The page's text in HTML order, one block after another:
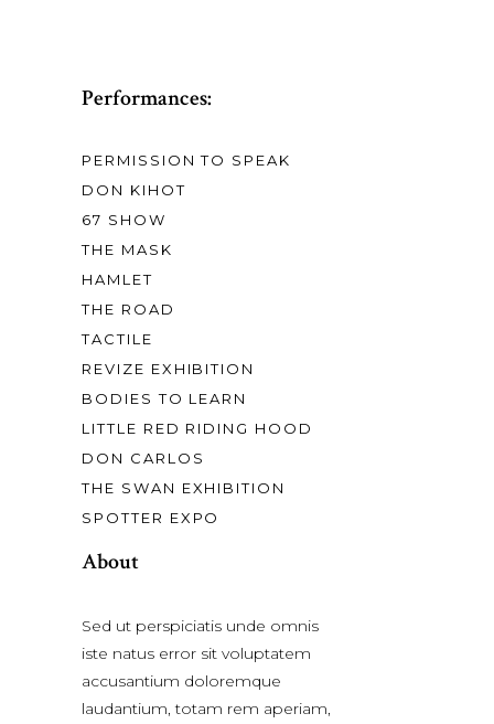
Performances:
PERMISSION TO SPEAK
DON KIHOT
67 SHOW
THE MASK
HAMLET
THE ROAD
TACTILE
REVIZE EXHIBITION
BODIES TO LEARN
LITTLE RED RIDING HOOD
DON CARLOS
THE SWAN EXHIBITION
SPOTTER EXPO
About
Sed ut perspiciatis unde omnis
iste natus error sit voluptatem
accusantium doloremque
laudantium, totam rem aperiam,